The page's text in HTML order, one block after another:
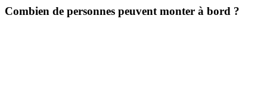
Combien de personnes peuvent monter à bord ?